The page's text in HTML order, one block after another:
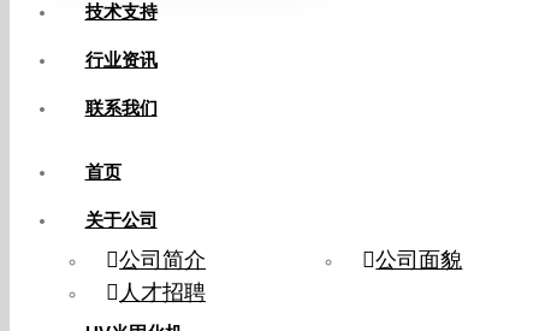
技术支持
行业资讯
联系我们
首页
关于公司
公司简介
公司面貌
人才招聘